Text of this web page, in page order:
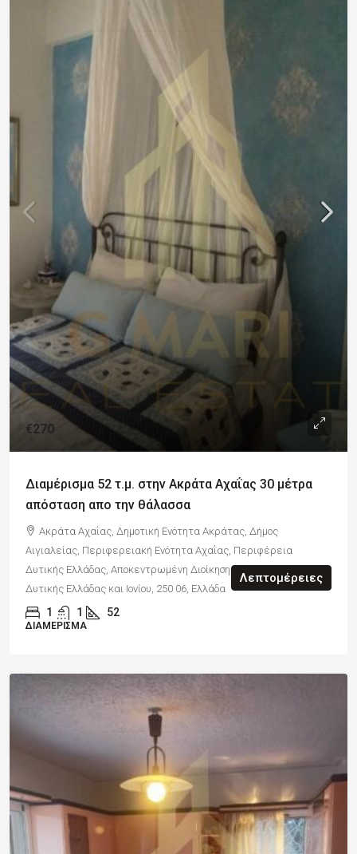
€270
Διαμέρισμα 52 τ.μ. στην Ακράτα Αχαΐας 30 μέτρα
απόσταση απο την θάλασσα
Ακράτα Αχαΐας, Δημοτική Ενότητα Ακράτας, Δήμος
Αιγιαλείας, Περιφερειακή Ενότητα Αχαΐας, Περιφέρεια
Δυτικής Ελλάδας, Αποκεντρωμένη Διοίκηση Πελοποννήσου,
Δυτικής Ελλάδας και Ιονίου, 250 06, Ελλάδα
1 1 52
ΔΙΑΜΈΡΙΣΜΑ
Λεπτομέρειες